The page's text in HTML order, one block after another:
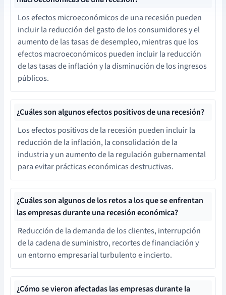
Los efectos microeconómicos de una recesión pueden
incluir la reducción del gasto de los consumidores y el
aumento de las tasas de desempleo, mientras que los
efectos macroeconómicos pueden incluir la reducción
de las tasas de inflación y la disminución de los ingresos
públicos.
¿Cuáles son algunos efectos positivos de una recesión?
Los efectos positivos de la recesión pueden incluir la
reducción de la inflación, la consolidación de la
industria y un aumento de la regulación gubernamental
para evitar prácticas económicas destructivas.
¿Cuáles son algunos de los retos a los que se enfrentan
las empresas durante una recesión económica?
Reducción de la demanda de los clientes, interrupción
de la cadena de suministro, recortes de financiación y
un entorno empresarial turbulento e incierto.
¿Cómo se vieron afectadas las empresas durante la